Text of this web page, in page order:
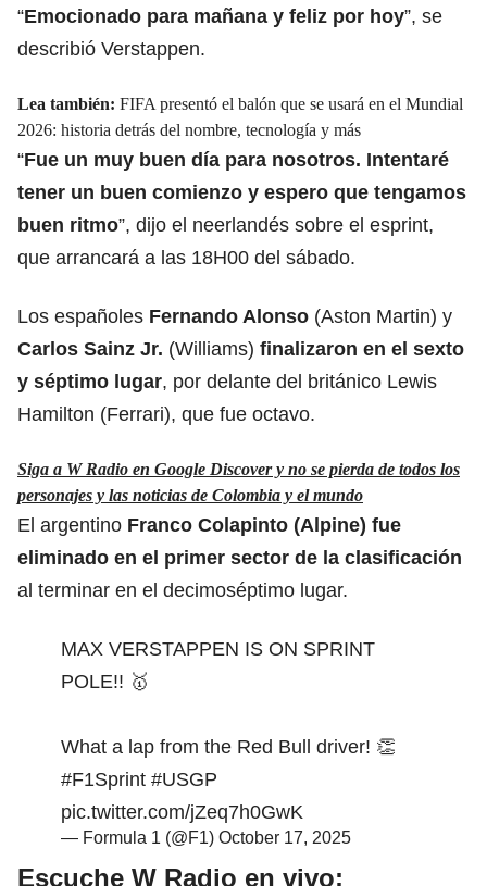
“Emocionado para mañana y feliz por hoy”, se
describió Verstappen.
Lea también: FIFA presentó el balón que se usará en el Mundial
2026: historia detrás del nombre, tecnología y más
“Fue un muy buen día para nosotros. Intentaré
tener un buen comienzo y espero que tengamos
buen ritmo”, dijo el neerlandés sobre el esprint,
que arrancará a las 18H00 del sábado.
Los españoles Fernando Alonso (Aston Martin) y
Carlos Sainz Jr. (Williams) finalizaron en el sexto
y séptimo lugar, por delante del británico Lewis
Hamilton (Ferrari), que fue octavo.
Siga a W Radio en Google Discover y no se pierda de todos los
personajes y las noticias de Colombia y el mundo
El argentino Franco Colapinto (Alpine) fue
eliminado en el primer sector de la clasificación
al terminar en el decimoséptimo lugar.
MAX VERSTAPPEN IS ON SPRINT
POLE!! 🥇
What a lap from the Red Bull driver! 👏
#F1Sprint #USGP
pic.twitter.com/jZeq7h0GwK
— Formula 1 (@F1) October 17, 2025
Escuche W Radio en vivo: